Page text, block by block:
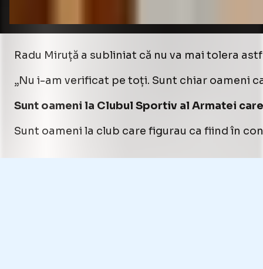
Radu Miruță a subliniat că nu va mai tolera
„Nu i-am verificat pe toți. Sunt chiar oameni
Sunt oameni la Clubul Sportiv al Armatei
Sunt oameni la club care figurau ca fiind în